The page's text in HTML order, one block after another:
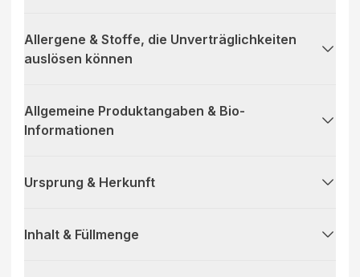
Allergene & Stoffe, die Unverträglichkeiten
auslösen können
Allgemeine Produktangaben & Bio-
Informationen
Ursprung & Herkunft
Inhalt & Füllmenge